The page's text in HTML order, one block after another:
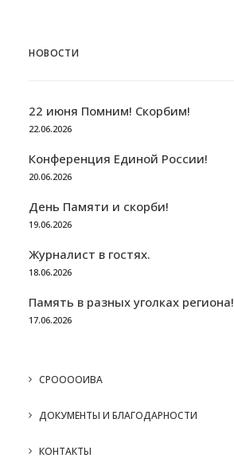
НОВОСТИ
22 июня Помним! Скорбим!
22.06.2026
Конференция Единой России!
20.06.2026
День Памяти и скорби!
19.06.2026
Журналист в гостях.
18.06.2026
Память в разных уголках региона!
17.06.2026
СРООООИВА
ДОКУМЕНТЫ И БЛАГОДАРНОСТИ
КОНТАКТЫ